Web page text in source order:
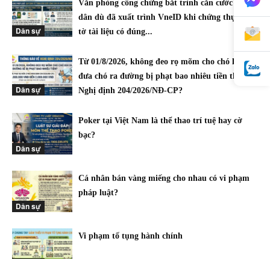
Dân sự
Văn phòng công chứng bắt trình căn cước công
dân dù đã xuất trình VneID khi chứng thực giấy
tờ tài liệu có đúng...
Dân sự
Từ 01/8/2026, không đeo rọ mõm cho chó khi
đưa chó ra đường bị phạt bao nhiêu tiền theo
Nghị định 204/2026/NĐ-CP?
Dân sự
Poker tại Việt Nam là thể thao trí tuệ hay cờ
bạc?
Dân sự
Cá nhân bán vàng miếng cho nhau có vi phạm
pháp luật?
Vi phạm tố tụng hành chính